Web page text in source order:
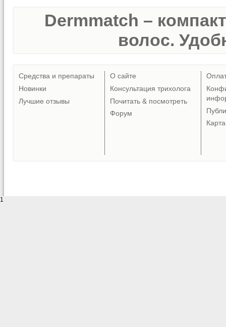
Dermmatch –
волос.
Средства и препараты
Новинки
Лучшие отзывы
О сайте
Консультация трихолога
Почитать & посмотреть
Форум
1